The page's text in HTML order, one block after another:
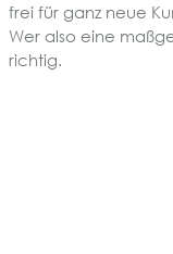
frei für ganz neue
Wer also eine
richtig.